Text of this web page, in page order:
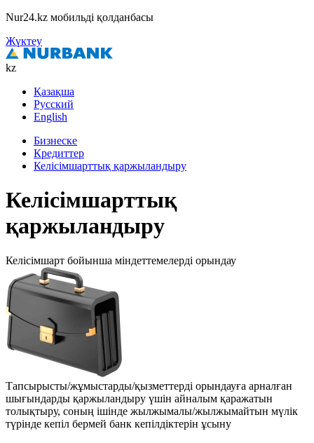
Nur24.kz мобильді қолданбасы
Жүктеу
kz
Қазақша
Русский
English
Бизнеске
Кредиттер
Келісімшарттық қаржыландыру
Келісімшарттық
қаржыландыру
Келісімшарт бойынша міндеттемелерді орындау
Тапсырысты/жұмыстарды/қызметтерді орындауға арналған
шығындарды қаржыландыру үшін айналым қаражатын
толықтыру, соның ішінде жылжымалы/жылжымайтын мүлік
түрінде кепіл бермей банк кепілдіктерін ұсыну